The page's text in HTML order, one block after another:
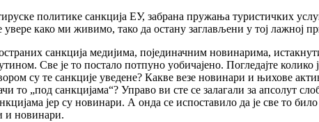
политике санкција ЕУ, забрана пружања туристичких
како ми живимо, тако да остану заглављени у тој лажној
санкција медијима, појединачним новинарима,
Све је то постало потпуно уобичајено. Погледајте колико
су те санкције уведене? Какве везе новинари и њихове
„под санкцијама“? Управо ви сте се залагали за апсолут
јер су новинари. А онда се испоставило да је све то
и новинари.